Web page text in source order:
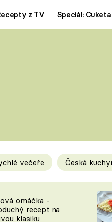
z TV Speciál: Cuketa
večeře Česká
omáčka -
recept na
klasiku